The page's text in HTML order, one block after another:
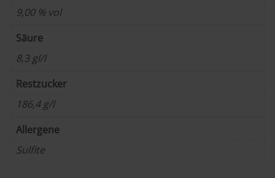
9,00 % vol
Säure
8,3 gl/l
Restzucker
186,4 g/l
Allergene
Sulfite